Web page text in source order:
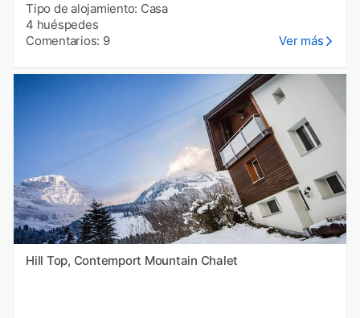
Tipo de alojamiento: Casa
4 huéspedes
Comentarios: 9
Ver más
Hill Top, Contemport Mountain Chalet